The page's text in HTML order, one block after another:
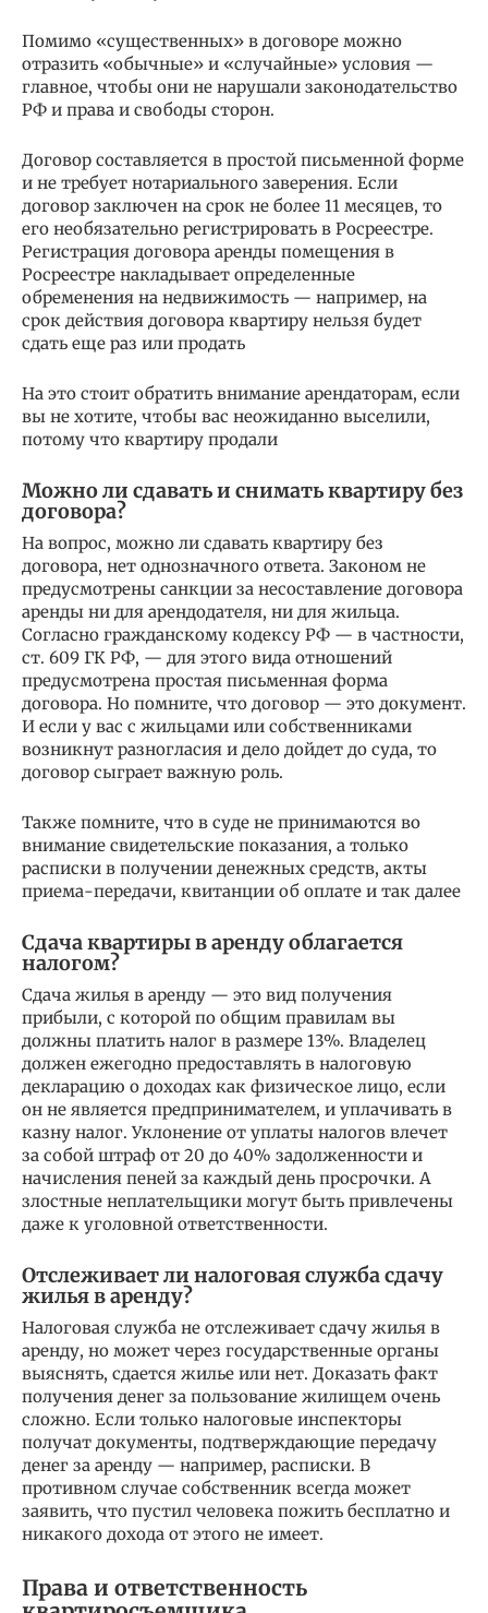
Помимо «существенных» в договоре можно
отразить «обычные» и «случайные» условия —
главное, чтобы они не нарушали законодательство
РФ и права и свободы сторон.
Договор составляется в простой письменной форме
и не требует нотариального заверения. Если
договор заключен на срок не более 11 месяцев, то
его необязательно регистрировать в Росреестре.
Регистрация договора аренды помещения в
Росреестре накладывает определенные
обременения на недвижимость — например, на
срок действия договора квартиру нельзя будет
сдать еще раз или продать
На это стоит обратить внимание арендаторам, если
вы не хотите, чтобы вас неожиданно выселили,
потому что квартиру продали
Можно ли сдавать и снимать квартиру без
договора?
На вопрос, можно ли сдавать квартиру без
договора, нет однозначного ответа. Законом не
предусмотрены санкции за несоставление договора
аренды ни для арендодателя, ни для жильца.
Согласно гражданскому кодексу РФ — в частности,
ст. 609 ГК РФ, — для этого вида отношений
предусмотрена простая письменная форма
договора. Но помните, что договор — это документ.
И если у вас с жильцами или собственниками
возникнут разногласия и дело дойдет до суда, то
договор сыграет важную роль.
Также помните, что в суде не принимаются во
внимание свидетельские показания, а только
расписки в получении денежных средств, акты
приема-передачи, квитанции об оплате и так далее
Сдача квартиры в аренду облагается
налогом?
Сдача жилья в аренду — это вид получения
прибыли, с которой по общим правилам вы
должны платить налог в размере 13%. Владелец
должен ежегодно предоставлять в налоговую
декларацию о доходах как физическое лицо, если
он не является предпринимателем, и уплачивать в
казну налог. Уклонение от уплаты налогов влечет
за собой штраф от 20 до 40% задолженности и
начисления пеней за каждый день просрочки. А
злостные неплательщики могут быть привлечены
даже к уголовной ответственности.
Отслеживает ли налоговая служба сдачу
жилья в аренду?
Налоговая служба не отслеживает сдачу жилья в
аренду, но может через государственные органы
выяснять, сдается жилье или нет. Доказать факт
получения денег за пользование жилищем очень
сложно. Если только налоговые инспекторы
получат документы, подтверждающие передачу
денег за аренду — например, расписки. В
противном случае собственник всегда может
заявить, что пустил человека пожить бесплатно и
никакого дохода от этого не имеет.
Права и ответственность